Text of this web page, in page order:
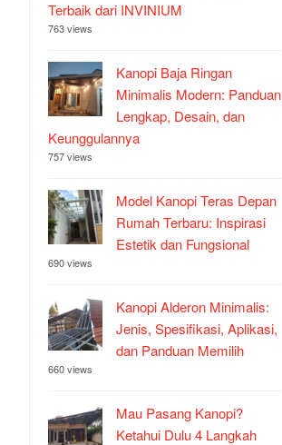
Terbaik dari INVINIUM
763 views
Kanopi Baja Ringan
Minimalis Modern: Panduan
Lengkap, Desain, dan
Keunggulannya
757 views
Model Kanopi Teras Depan
Rumah Terbaru: Inspirasi
Estetik dan Fungsional
690 views
Kanopi Alderon Minimalis:
Jenis, Spesifikasi, Aplikasi,
dan Panduan Memilih
660 views
Mau Pasang Kanopi?
Ketahui Dulu 4 Langkah